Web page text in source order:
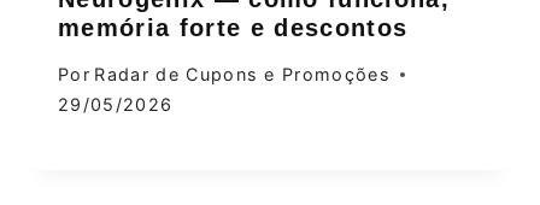
memória forte e descontos
Por Radar de Cupons e Promoções
29/05/2026